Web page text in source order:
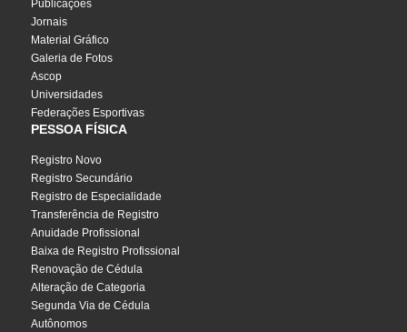
Publicações
Jornais
Material Gráfico
Galeria de Fotos
Ascop
Universidades
Federações Esportivas
PESSOA FÍSICA
Registro Novo
Registro Secundário
Registro de Especialidade
Transferência de Registro
Anuidade Profissional
Baixa de Registro Profissional
Renovação de Cédula
Alteração de Categoria
Segunda Via de Cédula
Autônomos